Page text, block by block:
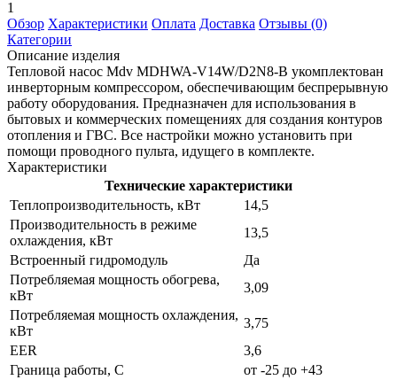
1
Обзор Характеристики Оплата Доставка Отзывы (0)
Категории
Описание изделия
Тепловой насос Mdv MDHWA-V14W/D2N8-B укомплектован
инверторным компрессором, обеспечивающим беспрерывную
работу оборудования. Предназначен для использования в
бытовых и коммерческих помещениях для создания контуров
отопления и ГВС. Все настройки можно установить при
помощи проводного пульта, идущего в комплекте.
Характеристики
Технические характеристики
Теплопроизводительность, кВт
14,5
Производительность в режиме
охлаждения, кВт
13,5
Встроенный гидромодуль
Да
Потребляемая мощность обогрева,
кВт
3,09
Потребляемая мощность охлаждения,
кВт
3,75
EER
3,6
Граница работы, С
от -25 до +43